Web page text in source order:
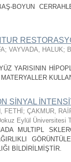
BOYUN
; VAYVADA, HALUK;
YARISININ
SİNYAL
FETHİ ; ÇAKMUR,
Eylül Üniversitesi
MULTIPL
BİLDİRİLMİŞTİR.